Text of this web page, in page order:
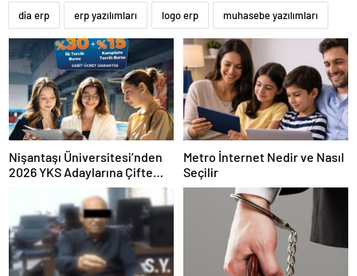
dia erp erp yazılımları logo erp muhasebe yazılımları
Nişantaşı Üniversitesi’nden
2026 YKS Adaylarına Çifte
Güvence: Sabit Ücret ve
Kesintisiz Burs
Metro İnternet Nedir ve Nasıl
Seçilir